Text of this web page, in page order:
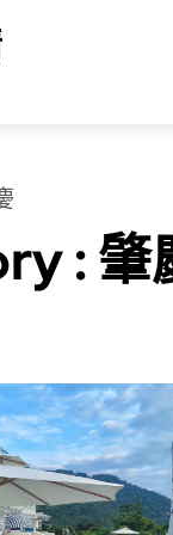
: 肇